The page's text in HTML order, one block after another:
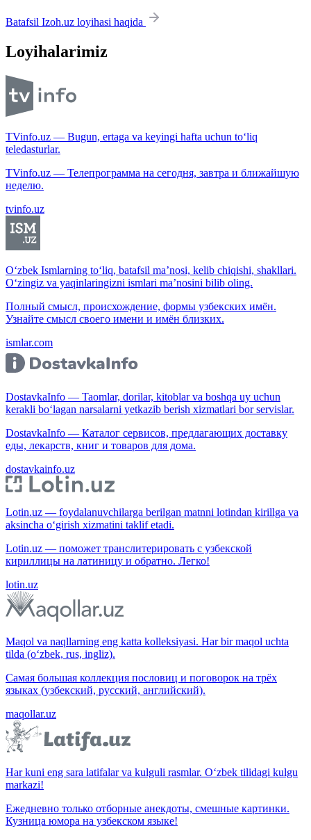
Batafsil Izoh.uz loyihasi haqida
Loyihalarimiz
TVinfo.uz — Bugun, ertaga va keyingi hafta uchun to‘liq
teledasturlar.
TVinfo.uz — Телепрограмма на сегодня, завтра и ближайшую
неделю.
tvinfo.uz
O‘zbek Ismlarning to‘liq, batafsil ma’nosi, kelib chiqishi, shakllari.
O‘zingiz va yaqinlaringizni ismlari ma’nosini bilib oling.
Полный смысл, происхождение, формы узбекских имён.
Узнайте смысл своего имени и имён близких.
ismlar.com
DostavkaInfo — Taomlar, dorilar, kitoblar va boshqa uy uchun
kerakli bo‘lagan narsalarni yetkazib berish xizmatlari bor servislar.
DostavkaInfo — Каталог сервисов, предлагающих доставку
еды, лекарств, книг и товаров для дома.
dostavkainfo.uz
Lotin.uz — foydalanuvchilarga berilgan matnni lotindan kirillga va
aksincha o‘girish xizmatini taklif etadi.
Lotin.uz — поможет транслитерировать с узбекской
кириллицы на латиницу и обратно. Легко!
lotin.uz
Maqol va naqllarning eng katta kolleksiyasi. Har bir maqol uchta
tilda (o‘zbek, rus, ingliz).
Самая большая коллекция пословиц и поговорок на трёх
языках (узбекский, русский, английский).
maqollar.uz
Har kuni eng sara latifalar va kulguli rasmlar. O‘zbek tilidagi kulgu
markazi!
Ежедневно только отборные анекдоты, смешные картинки.
Кузница юмора на узбекском языке!